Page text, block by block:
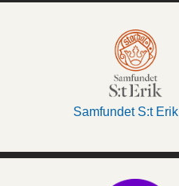
Samfundet S:t Erik